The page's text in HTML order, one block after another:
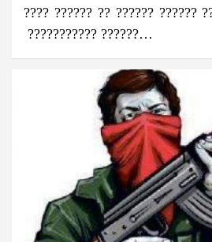
???? ?????? ?? ?????? ??????
??????????? ??????…